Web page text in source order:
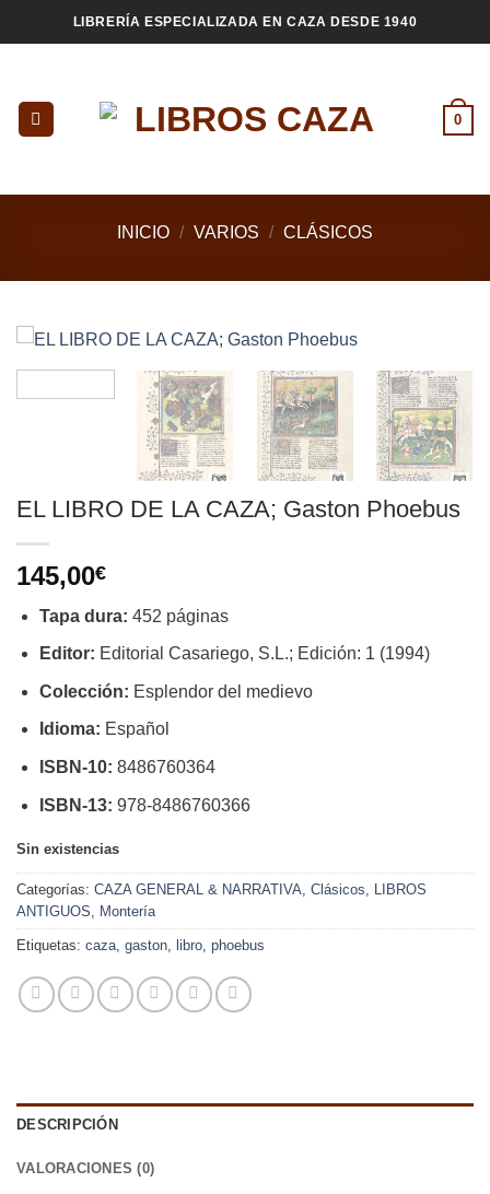
al
LIBRERÍA ESPECIALIZADA EN CAZA DESDE 1940
0
INICIO / VARIOS / CLÁSICOS
EL LIBRO DE LA CAZA; Gaston Phoebus
145,00€
Tapa dura: 452 páginas
Editor: Editorial Casariego, S.L.; Edición: 1 (1994)
Colección: Esplendor del medievo
Idioma: Español
ISBN-10: 8486760364
ISBN-13: 978-8486760366
Sin existencias
Categorías: CAZA GENERAL & NARRATIVA, Clásicos, LIBROS
ANTIGUOS, Montería
Etiquetas: caza, gaston, libro, phoebus
DESCRIPCIÓN
VALORACIONES (0)